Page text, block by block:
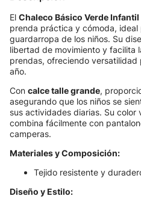
El Chaleco Básico Verde
prenda práctica y cómoda,
guardarropa de los niños. Su
libertad de movimiento y facilita
prendas, ofreciendo
año.
Con calce talle grande,
asegurando que los niños se
sus actividades diarias. Su
combina fácilmente con
camperas.
Materiales y Composición:
Tejido resistente y
Diseño y Estilo: